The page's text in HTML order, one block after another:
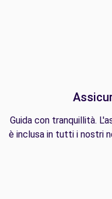
Guida con tranquillità.
è inclusa in tutti i nostri